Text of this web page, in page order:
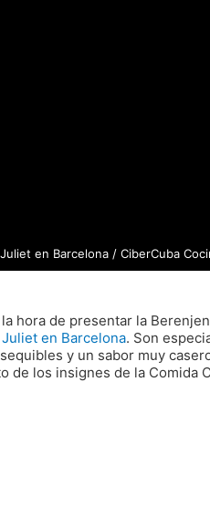
en Barcelona / CiberCuba
hora de presentar la
en Barcelona. Son
y un sabor muy
de los insignes de la Comida